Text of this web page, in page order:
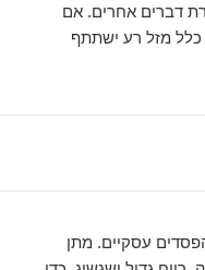
דברים אחרים. אם
מזל רע ישתתף
עסקיים. מתן